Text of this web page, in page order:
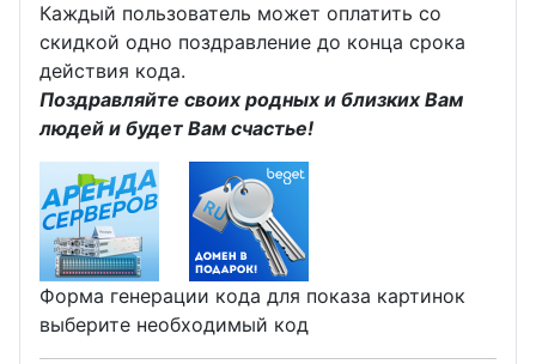
Каждый пользователь может оплатить со
скидкой одно поздравление до конца срока
действия кода.
Поздравляйте своих родных и близких Вам
людей и будет Вам счастье!
Форма генерации кода для показа картинок
выберите необходимый код